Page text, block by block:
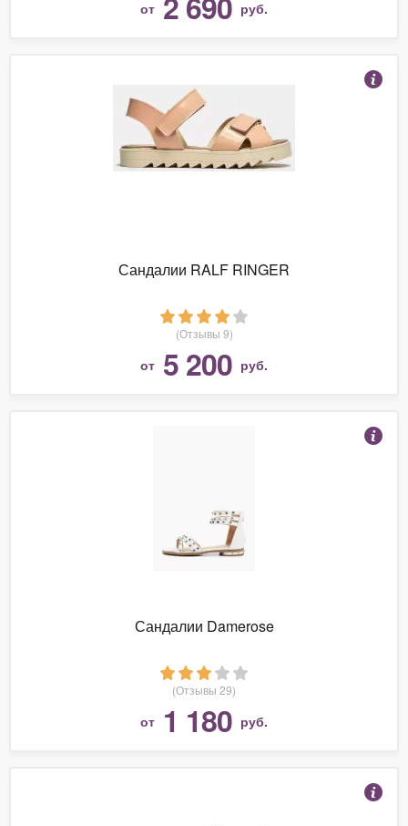
от руб.
Сандалии RALF RINGER
(Отзывы 9)
от 5 200 руб.
Сандалии Damerose
(Отзывы 29)
от 1 180 руб.